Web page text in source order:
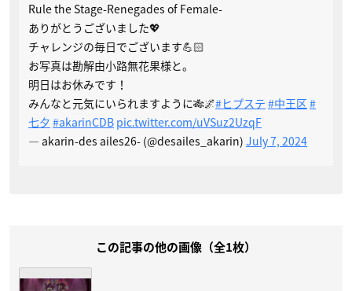
Rule the Stage-Renegades of Female-
ありがとうございました💖
チャレンジの毎日でございます💪🏻
お写真は勘解由小路無花果様と。
明日はお休みです！
みんなと元気にいられますように🎋🌌#ヒプステ #中王区 #
七夕 #akarinCDB pic.twitter.com/uVSuz2UzqF
— akarin-des ailes26- (@desailes_akarin) July 7, 2024
この記事の他の画像（全1枚）